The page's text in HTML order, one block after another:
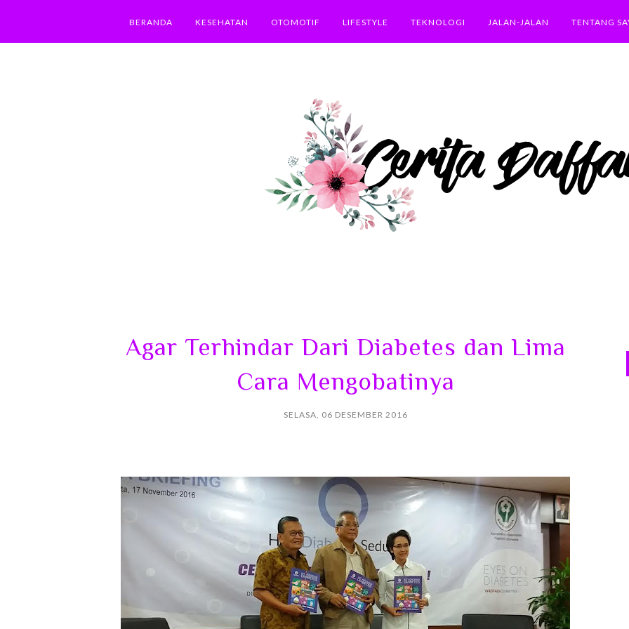
BERANDA KESEHATAN OTOMOTIF LIFESTYLE TEKNOLOGI JALAN-JALAN TENTANG
Agar Terhindar Dari Diabetes dan Lima
Cara Mengobatinya
SELASA, 06 DESEMBER 2016